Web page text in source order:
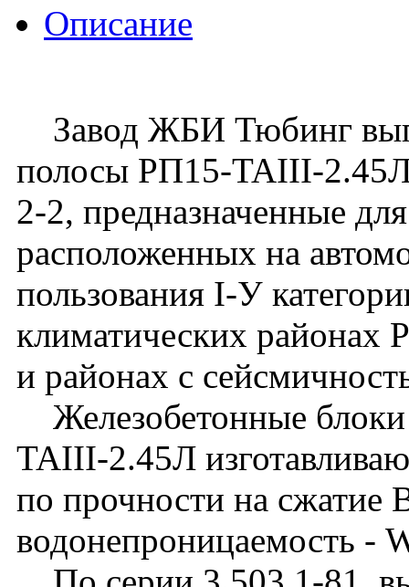
Описание
Завод ЖБИ Тюбинг
полосы РП15-TAIII-
2-2, предназначенные
расположенных на
пользования I-У
климатических районах
и районах с
Железобетонные
TAIII-2.45Л
по прочности на сжатие
водонепроницаемость -